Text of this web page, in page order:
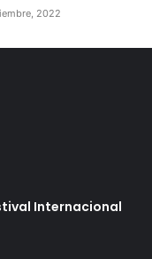
2022
Internacional